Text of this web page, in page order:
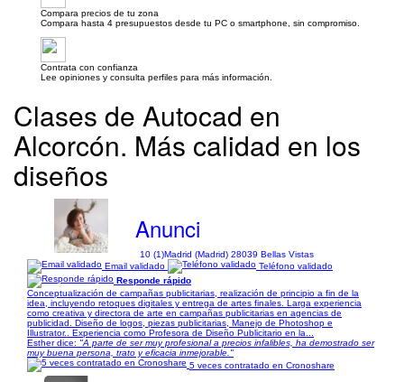
Compara precios de tu zona
Compara hasta 4 presupuestos desde tu PC o smartphone, sin compromiso.
Contrata con confianza
Lee opiniones y consulta perfiles para más información.
Clases de Autocad en
Alcorcón. Más calidad en los
diseños
Anunci
10 (1)Madrid (Madrid) 28039 Bellas Vistas
Email validado
Teléfono validado
Responde rápido
Conceptualización de campañas publicitarias, realización de principio a fin de la
idea, incluyendo retoques digitales y entrega de artes finales. Larga experiencia
como creativa y directora de arte en campañas publicitarias en agencias de
publicidad. Diseño de logos, piezas publicitarias, Manejo de Photoshop e
Illustrator.. Experiencia como Profesora de Diseño Publicitario en la...
Esther dice: "A parte de ser muy profesional a precios infalibles, ha demostrado ser
muy buena persona, trato y eficacia inmejorable."
5 veces contratado en Cronoshare